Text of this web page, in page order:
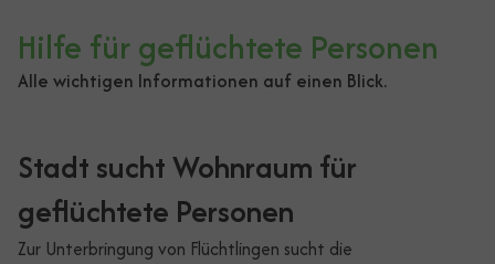
Hilfe für geflüchtete Personen
Alle wichtigen Informationen auf einen Blick.
Stadt sucht Wohnraum für
geflüchtete Personen
Zur Unterbringung von Flüchtlingen sucht die